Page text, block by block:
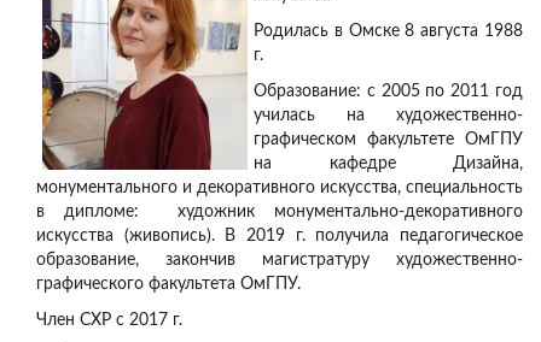
Родилась в Омске 8 августа 1988
г.
Образование: с 2005 по 2011 год
училась на художественно-
графическом факультете ОмГПУ
на кафедре Дизайна,
монументального и декоративного искусства, специальность
в дипломе: художник монументально-декоративного
искусства (живопись). В 2019 г. получила педагогическое
образование, закончив магистратуру художественно-
графического факультета ОмГПУ.
Член СХР с 2017 г.